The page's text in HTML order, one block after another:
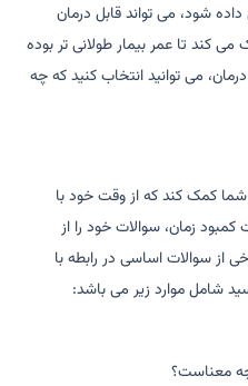
شود، می تواند قابل درمان
کند تا عمر بیمار طولانی تر بوده
می توانید انتخاب کنید که چه
کمک کند که از وقت خود با
زمان، سوالات خود را از
از سوالات اساسی در رابطه با
شامل موارد زیر می باشد:
معناست؟